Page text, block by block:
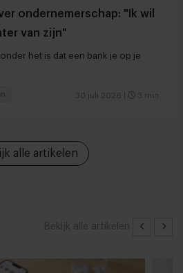
ondernemerschap: "Ik wil
van zijn"
het is dat een bank je op je
30 juli 2026 3 min
alle artikelen
Bekijk alle artikelen